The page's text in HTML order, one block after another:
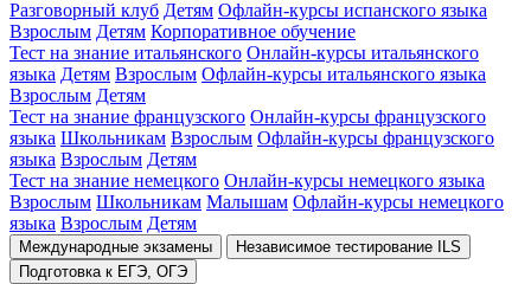
Разговорный клуб Детям Офлайн-курсы испанского языка
Взрослым Детям Корпоративное обучение
Тест на знание итальянского Онлайн-курсы итальянского
языка Детям Взрослым Офлайн-курсы итальянского языка
Взрослым Детям
Тест на знание французского Онлайн-курсы французского
языка Школьникам Взрослым Офлайн-курсы французского
языка Взрослым Детям
Тест на знание немецкого Онлайн-курсы немецкого языка
Взрослым Школьникам Малышам Офлайн-курсы немецкого
языка Взрослым Детям
Международные экзамены
Независимое тестирование ILS
Подготовка к ЕГЭ, ОГЭ